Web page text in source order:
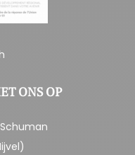
ONS OP